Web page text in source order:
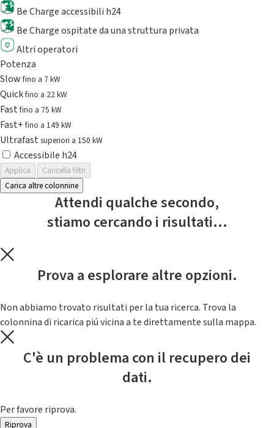
Be Charge accessibili h24
Be Charge ospitate da una struttura privata
Altri operatori
Potenza
Slowfino a 7 kW
Quickfino a 22 kW
Fastfino a 75 kW
Fast+fino a 149 kW
Ultrafast superiori a 150 kW
Accessibile h24
Applica
Cancella filtri
Carica altre colonnine
Attendi qualche secondo,
stiamo cercando i risultati...
Prova a esplorare altre opzioni.
Non abbiamo trovato risultati per la tua ricerca. Trova la
colonnina di ricarica piú vicina a te direttamente sulla mappa.
C'è un problema con il recupero dei
dati.
Per favore riprova.
Riprova